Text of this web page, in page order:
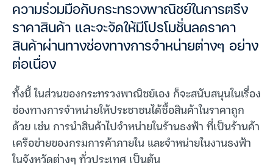
ความร่วมมือกับกระทรวงพาณิชย์ในการตรึง
ราคาสินค้า และจะจัดให้มีโปรโมชั่นลดราคา
สินค้าผ่านทางช่องทางการจำหน่ายต่างๆ อย่าง
ต่อเนื่อง
ทั้งนี้ ในส่วนของกระทรวงพาณิชย์เอง ก็จะสนับสนุนในเรื่อง
ช่องทางการจำหน่ายให้ประชาชนได้ซื้อสินค้าในราคาถูก
ด้วย เช่น การนำสินค้าไปจำหน่ายในร้านธงฟ้า ที่เป็นร้านค้า
เครือข่ายของกรมการค้าภายใน และจำหน่ายในงานธงฟ้า
ในจังหวัดต่างๆ ทั่วประเทศ เป็นต้น